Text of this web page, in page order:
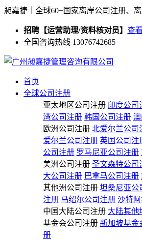
昶嘉捷｜全球60+国家离岸公司注册、
招聘【运营助理/资料核对员】 查
全国咨询热线 13076742685
首页
全球公司注册
亚太地区公司注册 印度公司
湾公司注册 韩国公司注册
欧洲公司注册 北爱尔兰公司
爱尔兰公司注册 英国公司注
公司注册 罗马尼亚公司注册
美洲公司注册 圣文森特公司
大公司注册 巴拿马公司注册
其他洲公司注册 坦桑尼亚公
注册 马绍尔公司注册 沙特
中国大陆公司注册 大陆其他
基金会公司注册 新加坡基金
册